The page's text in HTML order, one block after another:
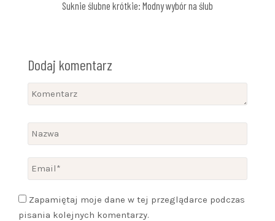
Suknie ślubne krótkie: Modny wybór na ślub
Dodaj komentarz
Zapamiętaj moje dane w tej przeglądarce podczas
pisania kolejnych komentarzy.